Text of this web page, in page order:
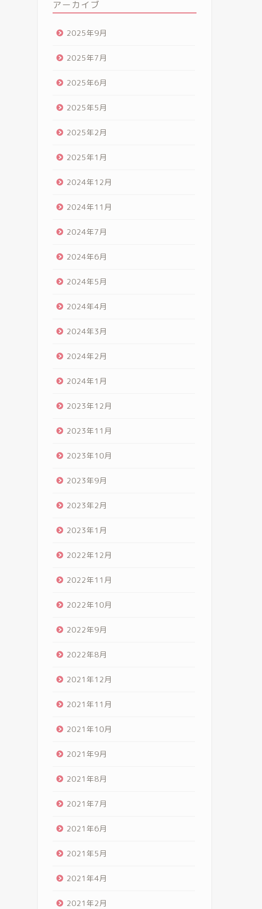
アーカイブ
2025年9月
2025年7月
2025年6月
2025年5月
2025年2月
2025年1月
2024年12月
2024年11月
2024年7月
2024年6月
2024年5月
2024年4月
2024年3月
2024年2月
2024年1月
2023年12月
2023年11月
2023年10月
2023年9月
2023年2月
2023年1月
2022年12月
2022年11月
2022年10月
2022年9月
2022年8月
2021年12月
2021年11月
2021年10月
2021年9月
2021年8月
2021年7月
2021年6月
2021年5月
2021年4月
2021年2月